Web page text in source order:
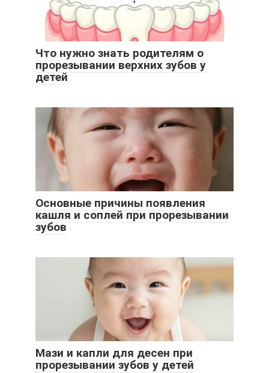
Что нужно знать родителям о
прорезывании верхних зубов у
детей
Основные причины появления
кашля и соплей при прорезывании
зубов
Мази и капли для десен при
прорезывании зубов у детей